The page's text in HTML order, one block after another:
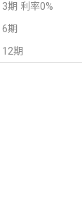
3期 利率0%
6期
12期